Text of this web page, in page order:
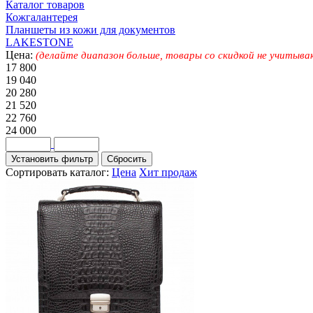
Каталог товаров
Кожгалантерея
Планшеты из кожи для документов
LAKESTONE
Цена: (делайте диапазон больше, товары со скидкой не
17 800
19 040
20 280
21 520
22 760
24 000
Сортировать каталог: Цена Хит продаж